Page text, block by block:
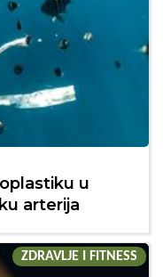
u
arterija
ZDRAVLJE I FITNESS